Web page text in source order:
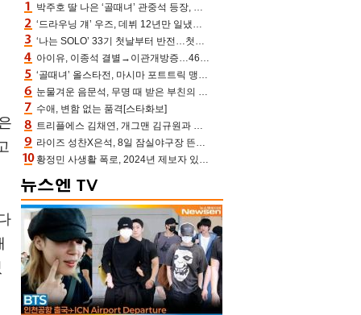
박주호 딸 나은 ‘골때녀’ 관중석 등장, 김민재 복제인간 보고 혼란 [결정적장면]
‘드라우닝 걔’ 우즈, 데뷔 12년만 일냈다…체조경기장 입성 확정
‘나는 SOLO’ 33기 첫날부터 반전…첫인상 0표 영호, 호감남 급부상
아이유, 이종석 결별→이관개방증…46장 꽉 채운 유애나 ♥ “열심히 사는 중”
‘골때녀’ 올스타전, 마시마 포트트릭 맹추격전 5:4 골 잔치 ‘짜릿’ [어제TV]
눈물겨운 음문석, 무명 때 받은 부친의 전재산→폐암 父 세상 떠나기 전 여행(유퀴즈)[어제TV]
수애, 변함 없는 품격[스타화보]
트리플에스 김채연, 개그맨 김규원과 함께 프리뷰쇼 진행 [포토엔HD]
라이즈 성찬X은석, 8일 잠실야구장 뜬다…시구 시타+특별공연까지
황정민 사생활 폭로, 2024년 제보자 있었나 “네가 회사에 전화했니” 녹취록 공개 파장